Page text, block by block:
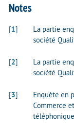
Notes
[1]
La partie
société
[2]
La partie
société
[3]
Enquête en
Commerce